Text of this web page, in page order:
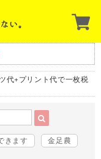
代+プリント代で一枚税
きます
金足農